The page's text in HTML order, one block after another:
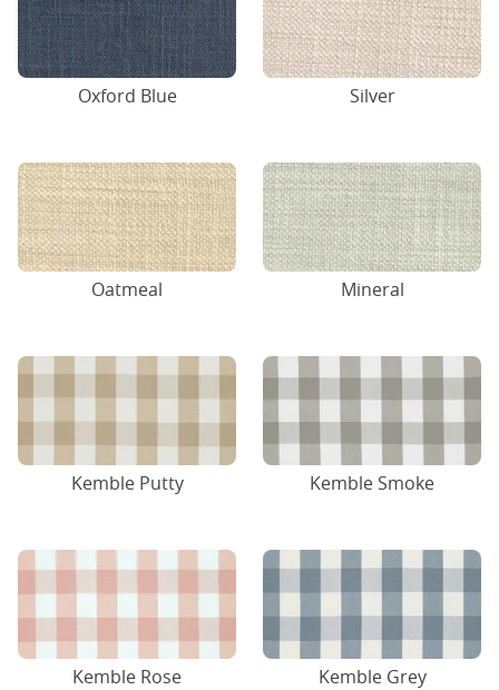
Oxford Blue Silver
Oatmeal Mineral
Kemble Putty Kemble Smoke
Kemble Rose Kemble Grey